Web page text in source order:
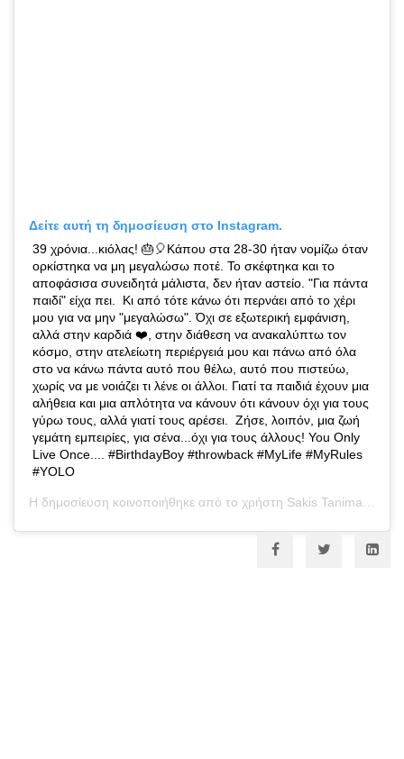
Δείτε αυτή τη δημοσίευση στο Instagram.
39 χρόνια...κιόλας! 🎂🎈Κάπου στα 28-30 ήταν νομίζω όταν
ορκίστηκα να μη μεγαλώσω ποτέ. Το σκέφτηκα και το
αποφάσισα συνειδητά μάλιστα, δεν ήταν αστείο. "Για πάντα
παιδί" είχα πει.⁣ ⁣ Κι από τότε κάνω ότι περνάει από το χέρι
μου για να μην "μεγαλώσω". Όχι σε εξωτερική εμφάνιση,
αλλά στην καρδιά ❤️, στην διάθεση να ανακαλύπτω τον
κόσμο, στην ατελείωτη περιέργειά μου και πάνω από όλα
στο να κάνω πάντα αυτό που θέλω, αυτό που πιστεύω,
χωρίς να με νοιάζει τι λένε οι άλλοι. Γιατί τα παιδιά έχουν μια
αλήθεια και μια απλότητα να κάνουν ότι κάνουν όχι για τους
γύρω τους, αλλά γιατί τους αρέσει. ⁣ Ζήσε, λοιπόν, μια ζωή
γεμάτη εμπειρίες, για σένα...όχι για τους άλλους! You Only
Live Once....⁣ #BirthdayBoy #throwback #MyLife #MyRules
#YOLO
Η δημοσίευση κοινοποιήθηκε από το χρήστη Sakis Tanimanidis